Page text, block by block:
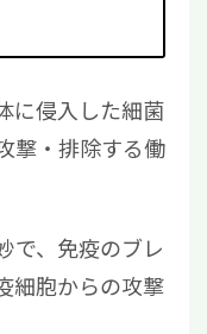
に侵入した細菌
撃・排除する働
で、免疫のブレ
細胞からの攻撃